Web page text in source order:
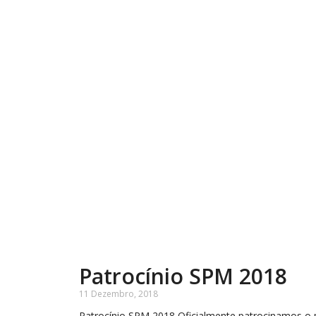
Patrocínio SPM 2018
11 Dezembro, 2018